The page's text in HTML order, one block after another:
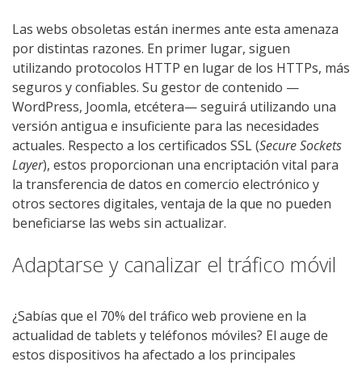
Las webs obsoletas están inermes ante esta amenaza
por distintas razones. En primer lugar, siguen
utilizando protocolos HTTP en lugar de los HTTPs, más
seguros y confiables. Su gestor de contenido —
WordPress, Joomla, etcétera— seguirá utilizando una
versión antigua e insuficiente para las necesidades
actuales. Respecto a los certificados SSL (Secure Sockets
Layer), estos proporcionan una encriptación vital para
la transferencia de datos en comercio electrónico y
otros sectores digitales, ventaja de la que no pueden
beneficiarse las webs sin actualizar.
Adaptarse y canalizar el tráfico móvil
¿Sabías que el 70% del tráfico web proviene en la
actualidad de tablets y teléfonos móviles? El auge de
estos dispositivos ha afectado a los principales